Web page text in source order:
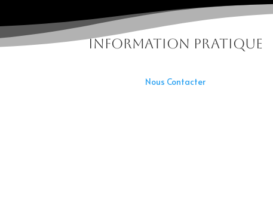
Information pratique
Nous Contacter